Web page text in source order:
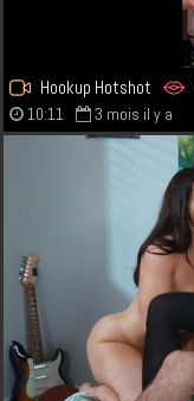
Hookup Hotshot
10:11 3 mois il y a